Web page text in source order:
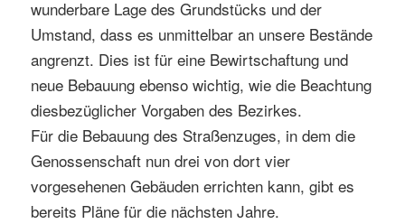
wunderbare Lage des Grundstücks und der
Umstand, dass es unmittelbar an unsere Bestände
angrenzt. Dies ist für eine Bewirtschaftung und
neue Bebauung ebenso wichtig, wie die Beachtung
diesbezüglicher Vorgaben des Bezirkes.
Für die Bebauung des Straßenzuges, in dem die
Genossenschaft nun drei von dort vier
vorgesehenen Gebäuden errichten kann, gibt es
bereits Pläne für die nächsten Jahre.